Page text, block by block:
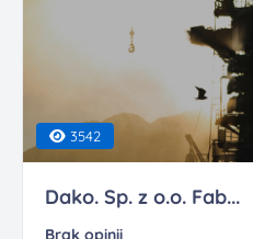
3542
Dako. Sp. z o.o. Fab...
Brak opinii